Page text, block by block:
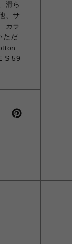
滑ら
、サ
カラ
ただ
S 59